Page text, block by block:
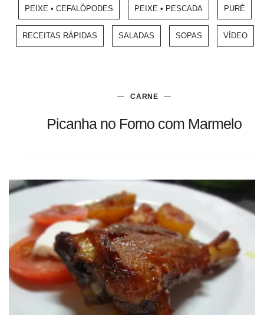
PEIXE • CEFALÓPODES PEIXE • PESCADA PURÉ
RECEITAS RÁPIDAS SALADAS SOPAS VÍDEO
CARNE
Picanha no Forno com Marmelo